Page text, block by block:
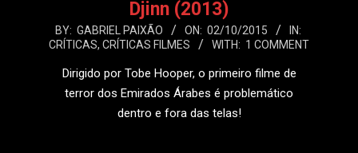
Djinn (2013)
2015-
10-
BY: GABRIEL PAIXÃO ON: 02/10/2015
IN:
CRÍTICAS, CRÍTICAS FILMES WITH: 1 COMMENT
Dirigido por Tobe Hooper, o primeiro filme de
terror dos Emirados Árabes é problemático
dentro e fora das telas!